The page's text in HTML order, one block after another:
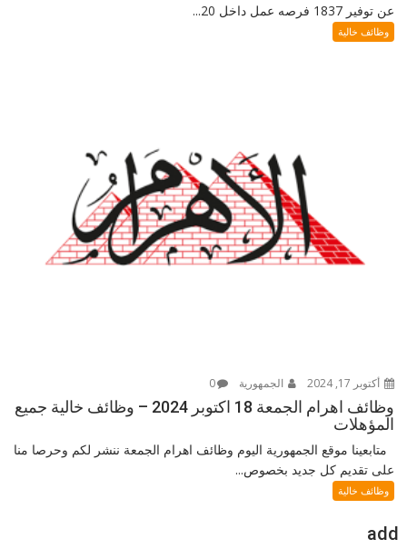
عن توفير 1837 فرصه عمل داخل 20...
وظائف خالية
أكتوبر 17, 2024 الجمهورية 0
وظائف اهرام الجمعة 18 اكتوبر 2024 – وظائف خالية جميع
المؤهلات
متابعينا موقع الجمهورية اليوم وظائف اهرام الجمعة ننشر لكم وحرصا منا
على تقديم كل جديد بخصوص...
وظائف خالية
add